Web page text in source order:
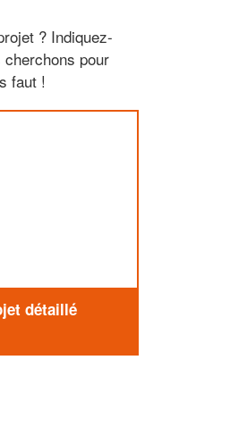
? Indiquez-
pour
faut !
détaillé